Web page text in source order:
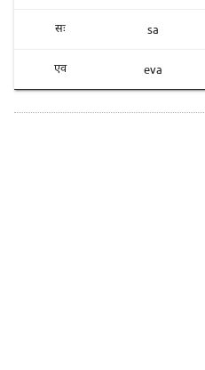
सः sa
एव eva